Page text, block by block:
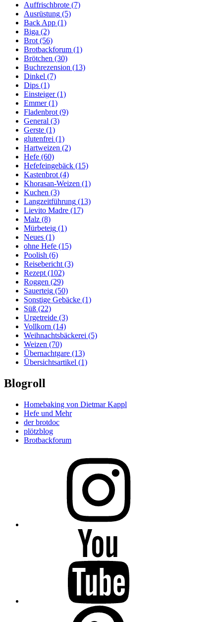
Auffrischbrote (7)
Ausrüstung (5)
Back App (1)
Biga (2)
Brot (56)
Brotbackforum (1)
Brötchen (30)
Buchrezension (13)
Dinkel (7)
Dips (1)
Einsteiger(1)
Emmer(1)
Fladenbrot (9)
General (3)
Gerste (1)
glutenfrei (1)
Hartweizen (2)
Hefe (60)
Hefefeingebäck (15)
Kastenbrot (4)
Khorasan-Weizen (1)
Kuchen (3)
Langzeitführung (13)
Lievito Madre (17)
Malz (8)
Mürbeteig (1)
Neues (1)
ohne Hefe (15)
Poolish (6)
Reisebericht (3)
Rezept (102)
Roggen (29)
Sauerteig (50)
Sonstige Gebäcke (1)
Süß (22)
Urgetreide (3)
Vollkorn (14)
Weihnachtsbäckerei (5)
Weizen (70)
Übernachtgare (13)
Übersichtsartikel (1)
Blogroll
Homebaking von Dietmar Kappl
Hefe und Mehr
der brotdoc
plötzblog
Brotbackforum